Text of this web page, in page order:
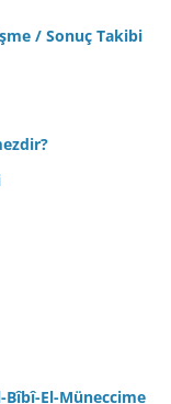
/ Sonuç Takibi
El-Müneccime